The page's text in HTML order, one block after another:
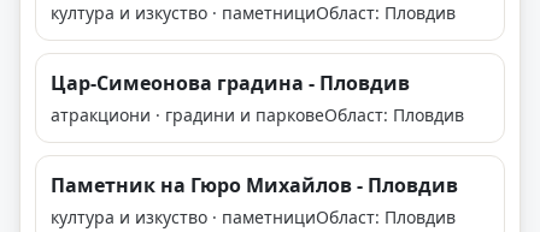
култура и изкуство · паметнициОбласт: Пловдив
Цар-Симеонова градина - Пловдив
атракциони · градини и парковеОбласт: Пловдив
Паметник на Гюро Михайлов - Пловдив
култура и изкуство · паметнициОбласт: Пловдив